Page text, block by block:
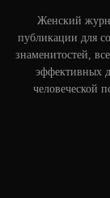
Женский
публикации для
знаменитостей,
эффективных
человеческой